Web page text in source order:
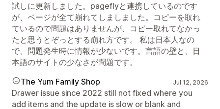
試しに更新しました。pageflyと連携しているのです
が、ページが全て崩れてしましました。コピーを取れ
ているので問題はありませんが、コピー取れてなかっ
たと思うとぞっとする崩れ方です。 私は日本人なの
で、問題発生時に情報が少ないです。言語の壁と、日
本語のサイトの少なさが問題です。
The Yum Family Shop
Jul 12, 2026
Drawer issue since 2022 still not fixed where you
add items and the update is slow or blank and